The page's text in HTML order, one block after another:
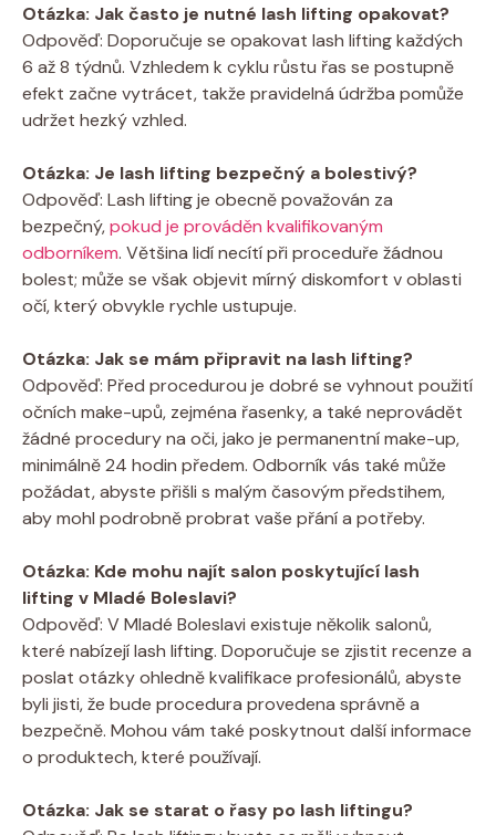
Otázka: Jak často je nutné lash lifting opakovat?
Odpověď: Doporučuje se opakovat lash lifting každých
6 až 8 týdnů. Vzhledem k cyklu růstu řas se postupně
efekt začne vytrácet, takže pravidelná údržba pomůže
udržet hezký vzhled.
Otázka: Je lash lifting bezpečný a bolestivý?
Odpověď: Lash lifting je obecně považován za
bezpečný,pokud je prováděn kvalifikovaným
odborníkem. Většina lidí necítí při proceduře žádnou
bolest; může se však objevit mírný diskomfort v oblasti
očí, který obvykle rychle ustupuje.
Otázka: Jak se mám připravit na lash lifting?
Odpověď: Před procedurou je dobré se vyhnout použití
očních make-upů, zejména řasenky, a také neprovádět
žádné procedury na oči, jako je permanentní make-up,
minimálně 24 hodin předem. Odborník vás také může
požádat, abyste přišli s malým časovým předstihem,
aby mohl podrobně probrat vaše přání a potřeby.
Otázka: Kde mohu najít salon poskytující lash
lifting v Mladé Boleslavi?
Odpověď: V Mladé Boleslavi existuje několik salonů,
které nabízejí lash lifting. Doporučuje se zjistit recenze a
poslat otázky ohledně kvalifikace profesionálů, abyste
byli jisti, že bude procedura provedena správně a
bezpečně. Mohou vám také poskytnout další informace
o produktech, které používají.
Otázka: Jak se starat o řasy po lash liftingu?